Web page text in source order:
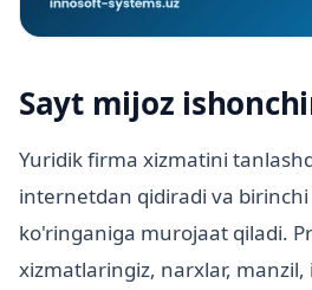
Sayt mijoz
Yuridik firma xizmatini
internetdan qidiradi va
ko'ringaniga murojaat qiladi.
xizmatlaringiz, narxlar, manzil,